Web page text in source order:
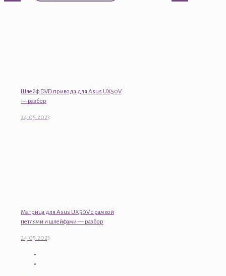
Шлейф DVD привода для Asus UX50V
— разбор
24.05.2023
Матрица для Asus UX50V с рамкой
петлями и шлейфами — разбор
24.05.2023